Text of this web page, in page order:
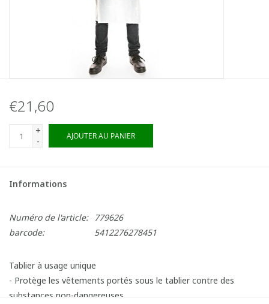
€21,60
+
-
AJOUTER AU PANIER
Informations
Numéro de l'article:
779626
barcode:
5412276278451
Tablier à usage unique
- Protège les vêtements portés sous le tablier contre des
substances non-dangereuses